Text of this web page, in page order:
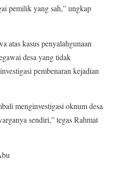
pemilik yang sah,” ungkap
atas kasus penyalahgunaan
desa yang tidak
pembenaran kejadian
menginvestigasi oknum desa
sendiri,” tegas Rahmat